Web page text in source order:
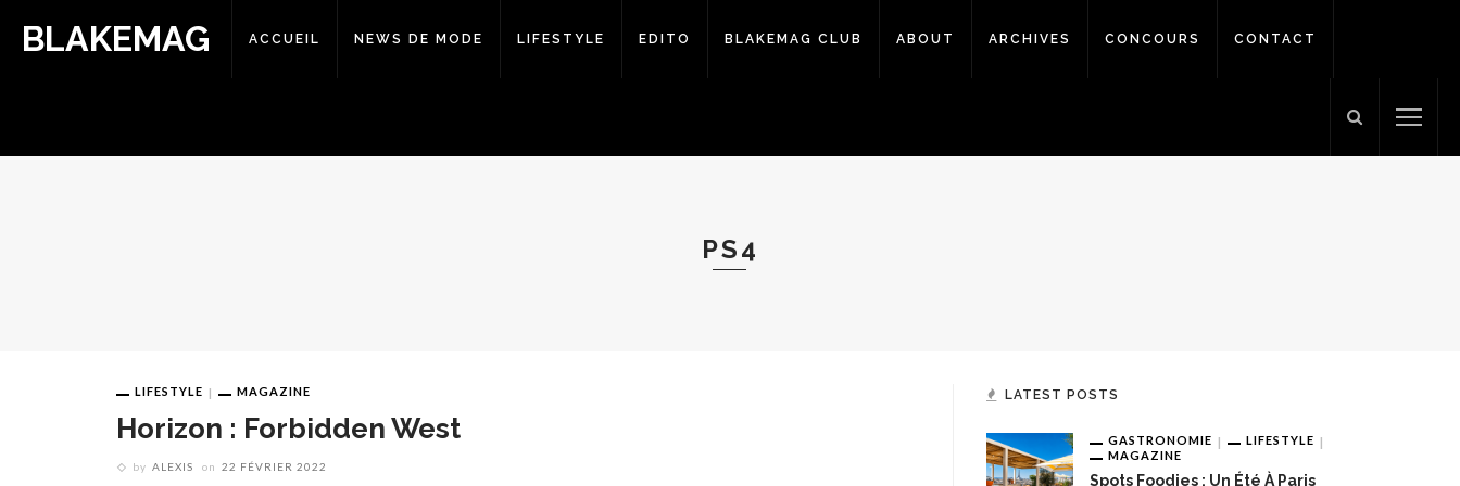
BLAKEMAG ACCUEIL NEWS DE MODE LIFESTYLE EDITO BLAKEMAG CLUB ABOUT ARCHIVES CONCOURS CONTACT
PS4
LIFESTYLE MAGAZINE
Horizon : Forbidden West
by ALEXIS on 22 FÉVRIER 2022
LATEST POSTS
GASTRONOMIE
LIFESTYLE
MAGAZINE
Spots Foodies : Un Été À Paris